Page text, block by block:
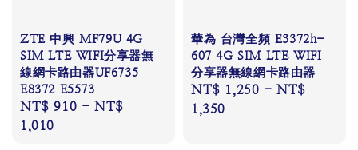
ZTE 中興 MF79U 4G
SIM LTE WIFI分享器無
線網卡路由器UF6735
E8372 E5573
Regular
price
NT$ 910 -NT$
1,010
華為 台灣全頻 E3372h-
607 4G SIM LTE WIFI
分享器無線網卡路由器
Regular
price
NT$ 1,250 -NT$
1,350